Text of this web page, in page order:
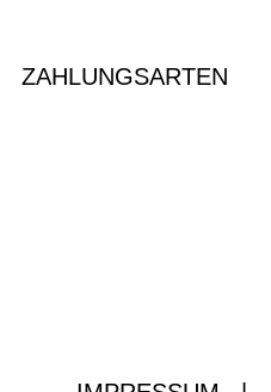
ZAHLUNGSARTEN